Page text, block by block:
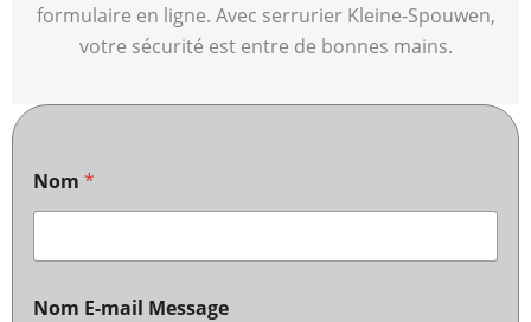
formulaire en ligne. Avec serrurier Kleine-Spouwen,
votre sécurité est entre de bonnes mains.
Nom *
Nom E-mail Message